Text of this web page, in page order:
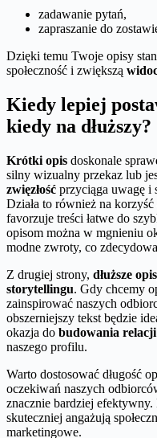
zadawanie pytań,
zapraszanie do
Dzięki temu Twoje opisy
społeczność i zwiększą
Kiedy lepiej
kiedy na dłuższy?
Krótki opis doskonale
silny wizualny przekaz lub
zwięzłość przyciąga uwagę i
Działa to również na korzyść
favorzuje treści łatwe do
opisom można w mgnieniu
modne zwroty, co
Z drugiej strony, dłuższe
storytellingu. Gdy chcemy
zainspirować naszych
obszerniejszy tekst będzie
okazja do budowania relacji
naszego profilu.
Warto dostosować długość
oczekiwań naszych
znacznie bardziej efektywny.
skuteczniej angażują
marketingowe.